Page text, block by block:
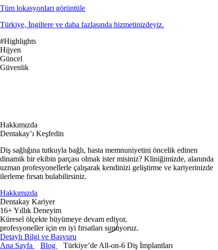
Tüm lokasyonları görüntüle
Türkiye, İngiltere ve daha fazlasında hizmetinizdeyiz.
#Highlights
Hijyen
Güncel
Güvenlik
Hakkımızda
Dentakay’ı Keşfedin
Diş sağlığına tutkuyla bağlı, hasta memnuniyetini öncelik edinen
dinamik bir ekibin parçası olmak ister misiniz? Kliniğimizde, alanında
uzman profesyonellerle çalışarak kendinizi geliştirme ve kariyerinizde
ilerleme fırsatı bulabilirsiniz.
Hakkımızda
Dentakay Kariyer
16+ Yıllık Deneyim
Küresel ölçekte büyümeye devam ediyor,
profesyoneller için en iyi fırsatları sunuyoruz.
Detaylı Bilgi ve Başvuru
Ana Sayfa
Blog Türkiye’de All-on-6 Diş İmplantları